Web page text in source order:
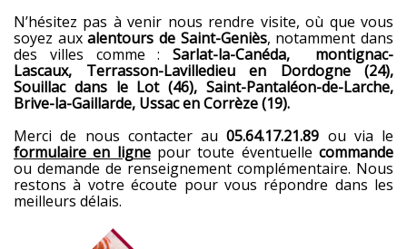
N’hésitez pas à venir nous rendre visite, où que vous
soyez auxalentours de Saint-Geniès, notamment dans
des villes comme :Sarlat-la-Canéda, montignac-
Lascaux, Terrasson-Lavilledieu en Dordogne (24),
Souillac dans le Lot (46), Saint-Pantaléon-de-Larche,
Brive-la-Gaillarde, Ussac en Corrèze (19).
Merci de nous contacter au05.64.17.21.89 ou via le
formulaire en lignepour toute éventuellecommande
ou demande de renseignement complémentaire. Nous
restons à votre écoute pour vous répondre dans les
meilleurs délais.